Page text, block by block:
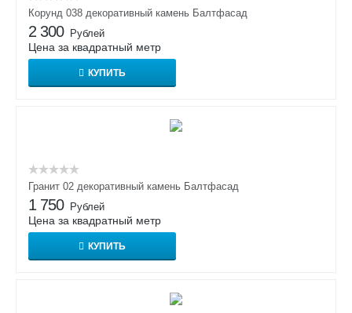
Корунд 038 декоративный камень Балтфасад
2 300 Рублей
Цена за квадратный метр
КУПИТЬ
Гранит 02 декоративный камень Балтфасад
1 750 Рублей
Цена за квадратный метр
КУПИТЬ